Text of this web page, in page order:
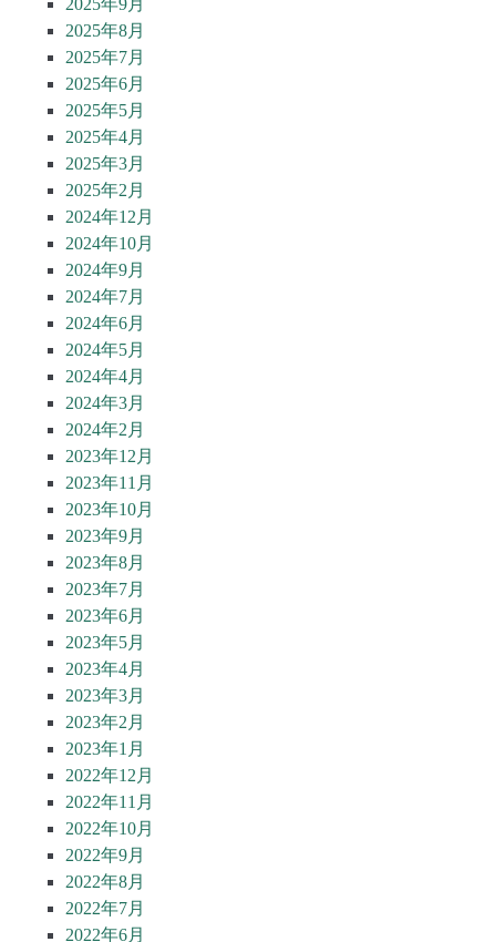
2025年8月
2025年7月
2025年6月
2025年5月
2025年4月
2025年3月
2025年2月
2024年12月
2024年10月
2024年9月
2024年7月
2024年6月
2024年5月
2024年4月
2024年3月
2024年2月
2023年12月
2023年11月
2023年10月
2023年9月
2023年8月
2023年7月
2023年6月
2023年5月
2023年4月
2023年3月
2023年2月
2023年1月
2022年12月
2022年11月
2022年10月
2022年9月
2022年8月
2022年7月
2022年6月